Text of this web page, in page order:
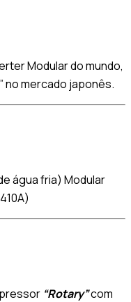
Modular do mundo,
no mercado japonês.
água fria) Modular
“Rotary”com